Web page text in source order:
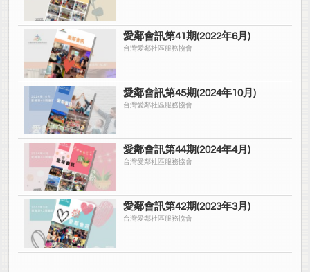
愛鄰會訊第41期(2022年6月)
台灣愛鄰社區服務協會
愛鄰會訊第45期(2024年10月)
台灣愛鄰社區服務協會
愛鄰會訊第44期(2024年4月)
台灣愛鄰社區服務協會
愛鄰會訊第42期(2023年3月)
台灣愛鄰社區服務協會